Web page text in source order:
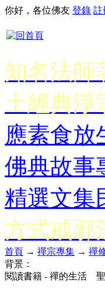
你好，各位佛友 登錄 註
知名法師
土經典淨
應素食放
佛典故事
精選文集
方式戒邪
首頁 → 禪宗專集 → 禪
背景：
閱讀書籍 - 禪的生活